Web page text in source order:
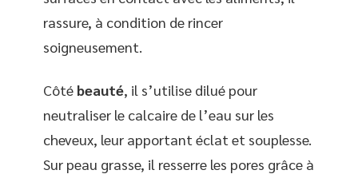
rassure, à condition de rincer
soigneusement.
Côté beauté, il s’utilise dilué pour
neutraliser le calcaire de l’eau sur les
cheveux, leur apportant éclat et souplesse.
Sur peau grasse, il resserre les pores grâce à